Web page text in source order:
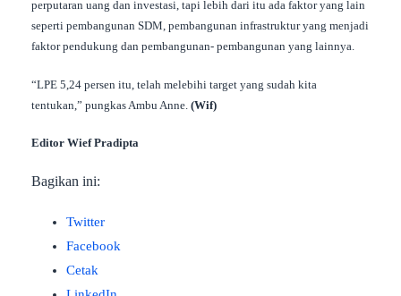
perputaran uang dan investasi, tapi lebih dari itu ada faktor yang lain
seperti pembangunan SDM, pembangunan infrastruktur yang menjadi
faktor pendukung dan pembangunan- pembangunan yang lainnya.
“LPE 5,24 persen itu, telah melebihi target yang sudah kita
tentukan,” pungkas Ambu Anne. (Wif)
Editor Wief Pradipta
Bagikan ini:
Twitter
Facebook
Cetak